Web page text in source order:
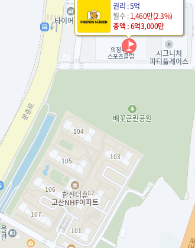
권리 : 5억
월수 :1,460만(2.3%)
총액 : 6억3,000만